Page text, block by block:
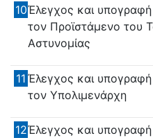
10Έλεγχος και
τον Προϊστάμενο του
Αστυνομίας
11 Έλεγχος και
τον Υπολιμενάρχη
12Έλεγχος και